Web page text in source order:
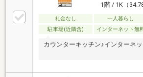
1階 / 1K（
礼金なし 一人暮らし
駐車場(近隣含)
インターネット無
カウンターキッチン♪インターネ